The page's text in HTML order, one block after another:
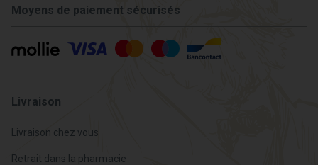
Moyens de paiement sécurisés
Livraison
Livraison chez vous
Retrait dans la pharmacie